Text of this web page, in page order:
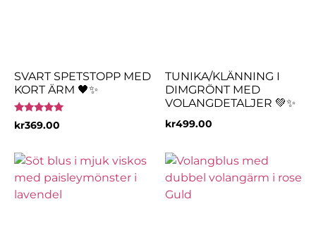
SVART SPETSTOPP MED
KORT ÄRM 🖤✨
Betygsatt
5.00
kr369.00
TUNIKA/KLÄNNING I
DIMGRÖNT MED
VOLANGDETALJER 💚✨
kr499.00